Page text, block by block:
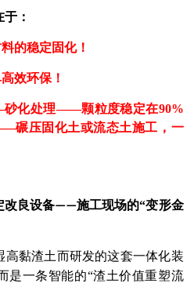
：
的稳定固化！
效环保！
化处理——颗粒度稳定在90%
压固化土或流态土施工，一
改良设备——施工现场的“变形金
高黏渣土而研发的这套一体化装
是一条智能的“渣土价值重塑流